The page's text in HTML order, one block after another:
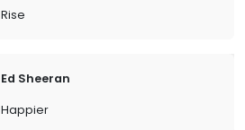
Rise
Ed Sheeran
Happier